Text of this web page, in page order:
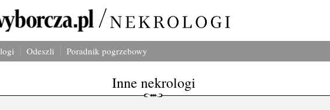
Odeszli Poradnik pogrzebowy
Inne nekrologi